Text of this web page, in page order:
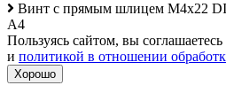
Винт с прямым шлицем М4х22
А4
Пользуясь сайтом, вы
и политикой в отношении
Хорошо